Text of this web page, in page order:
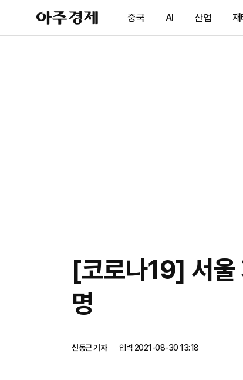
아
주
제
중국 AI 산업 재
​[코로나19] 서
명
신동근 기자
입력 2021-08-30 13:18